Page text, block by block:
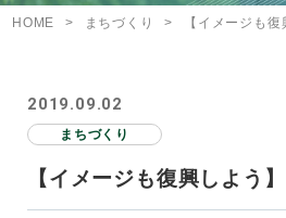
HOME > まちづくり > 【イメージも復
2019.09.02
まちづくり
【イメージも復興しよう】